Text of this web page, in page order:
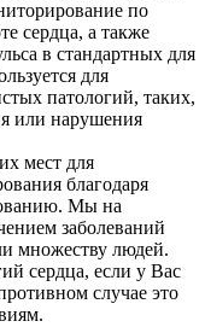
по
сердца, а также
в стандартных для
для
патологий, таких,
или нарушения
мест для
благодаря
Мы на
заболеваний
множеству людей.
сердца, если у Вас
случае это